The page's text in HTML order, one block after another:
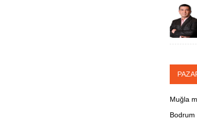
Muğla
Bodrum